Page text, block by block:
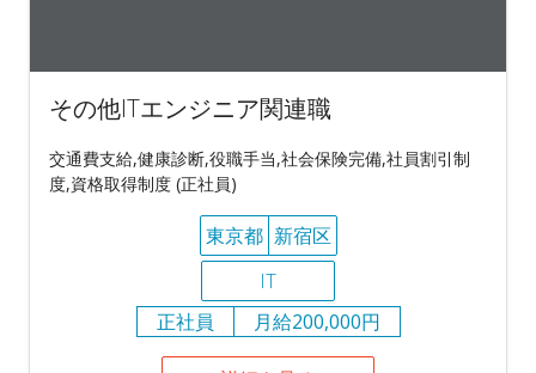
その他ITエンジニア関連職
交通費支給,健康診断,役職手当,社会保険完備,社員割引制
度,資格取得制度 (正社員)
東京都 新宿区
IT
正社員
月給200,000円